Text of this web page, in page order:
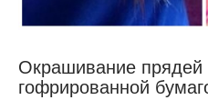
Окрашивание прядей
гофрированной